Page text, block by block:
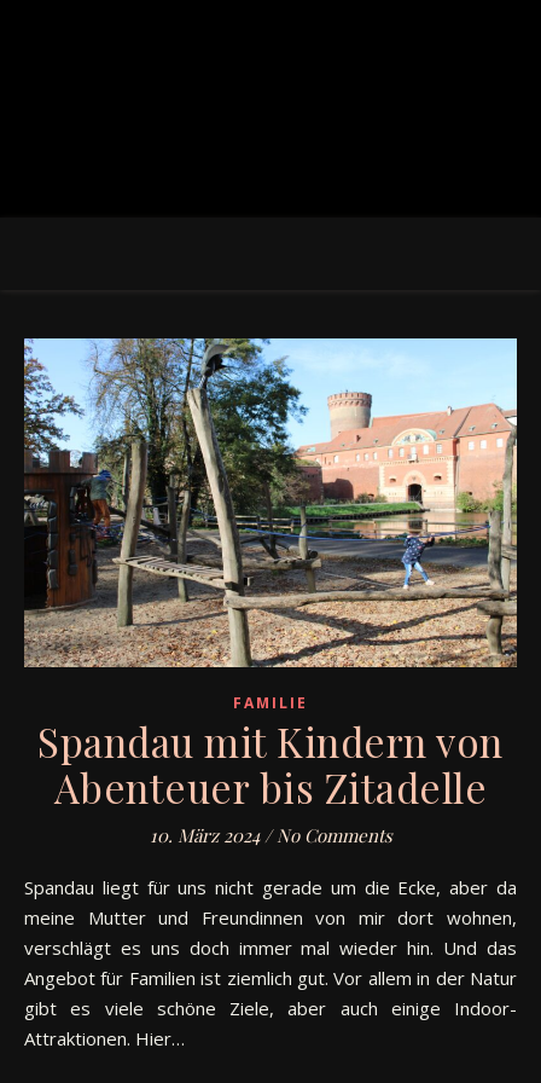
FAMILIE
Spandau mit Kindern von
Abenteuer bis Zitadelle
10. März 2024 / No Comments
Spandau liegt für uns nicht gerade um die Ecke, aber da
meine Mutter und Freundinnen von mir dort wohnen,
verschlägt es uns doch immer mal wieder hin. Und das
Angebot für Familien ist ziemlich gut. Vor allem in der Natur
gibt es viele schöne Ziele, aber auch einige Indoor-
Attraktionen. Hier…